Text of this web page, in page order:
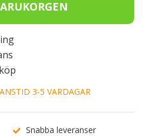
3-5 VARDAGAR
Snabba leveranser